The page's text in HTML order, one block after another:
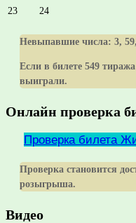
23
24
Невыпавшие числа: 3,
Если в билете 549
выиграли.
Онлайн проверка
Проверка билета
Проверка становится
розыгрыша.
Видео